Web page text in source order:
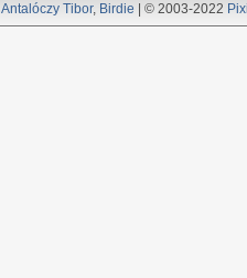
Antalóczy Tibor, Birdie | © 2003-2022